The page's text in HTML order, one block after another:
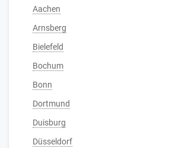
Aachen
Arnsberg
Bielefeld
Bochum
Bonn
Dortmund
Duisburg
Düsseldorf